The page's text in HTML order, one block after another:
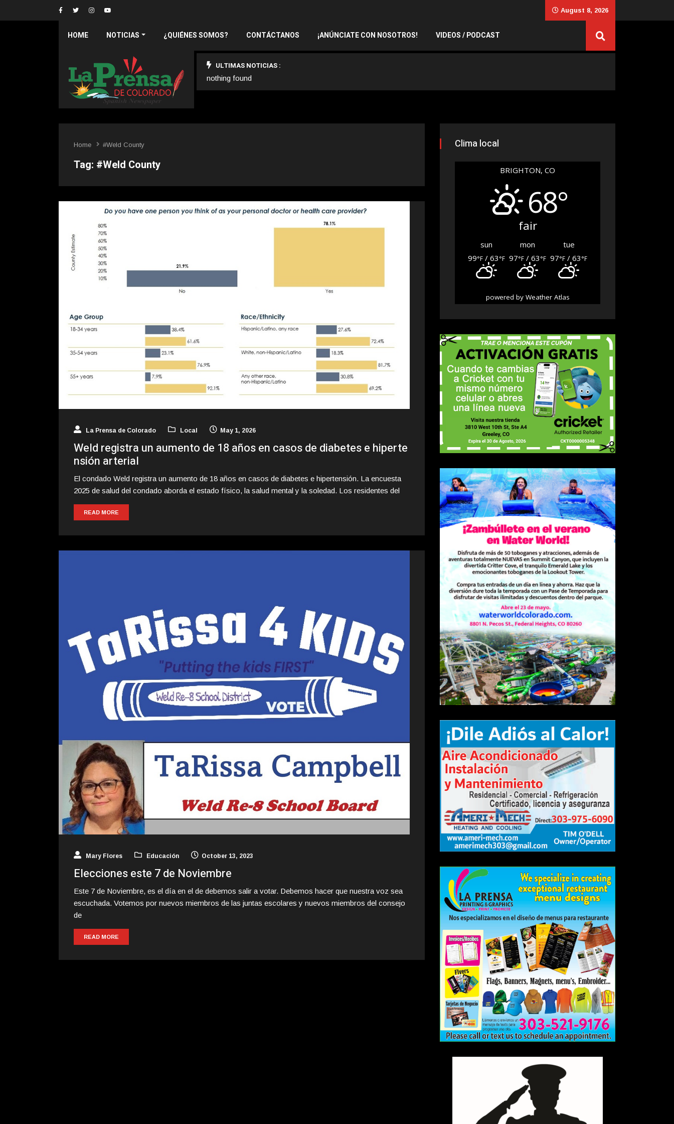
August 8, 2026
HOME NOTICIAS ¿QUIÉNES SOMOS? CONTÁCTANOS ¡ANÚNCIATE CON NOSOTROS! VIDEOS / PODCAST
ULTIMAS NOTICIAS :
nothing found
Home #Weld County
Tag: #Weld County
La Prensa de Colorado Local May 1, 2026
Weld registra un aumento de 18 años en casos de diabetes e hiperte
nsión arterial
El condado Weld registra un aumento de 18 años en casos de diabetes e hipertensión. La encuesta
2025 de salud del condado aborda el estado físico, la salud mental y la soledad. Los residentes del
READ MORE
Mary Flores Educación October 13, 2023
Elecciones este 7 de Noviembre
Este 7 de Noviembre, es el día en el de debemos salir a votar. Debemos hacer que nuestra voz sea
escuchada. Votemos por nuevos miembros de las juntas escolares y nuevos miembros del consejo
de
READ MORE
Clima local
BRIGHTON, CO
68°
fair
sun mon
tue
99°F / 63°F 97°F / 63°F 97°F / 63°F
powered by Weather Atlas